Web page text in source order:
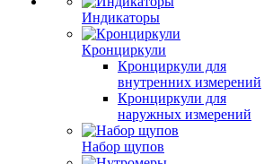
Индикаторы
Кронциркули
Кронциркули для
внутренних измерений
Кронциркули для
наружных измерений
Набор щупов